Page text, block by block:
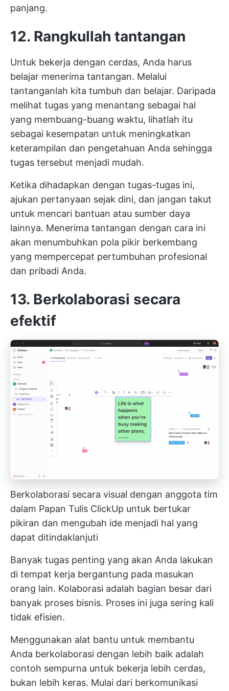
panjang.
12. Rangkullah tantangan
Untuk bekerja dengan cerdas, Anda harus
belajar menerima tantangan. Melalui
tantanganlah kita tumbuh dan belajar. Daripada
melihat tugas yang menantang sebagai hal
yang membuang-buang waktu, lihatlah itu
sebagai kesempatan untuk meningkatkan
keterampilan dan pengetahuan Anda sehingga
tugas tersebut menjadi mudah.
Ketika dihadapkan dengan tugas-tugas ini,
ajukan pertanyaan sejak dini, dan jangan takut
untuk mencari bantuan atau sumber daya
lainnya. Menerima tantangan dengan cara ini
akan menumbuhkan pola pikir berkembang
yang mempercepat pertumbuhan profesional
dan pribadi Anda.
13. Berkolaborasi secara
efektif
Berkolaborasi secara visual dengan anggota tim
dalam Papan Tulis ClickUp untuk bertukar
pikiran dan mengubah ide menjadi hal yang
dapat ditindaklanjuti
Banyak tugas penting yang akan Anda lakukan
di tempat kerja bergantung pada masukan
orang lain. Kolaborasi adalah bagian besar dari
banyak proses bisnis. Proses ini juga sering kali
tidak efisien.
Menggunakan alat bantu untuk membantu
Anda berkolaborasi dengan lebih baik adalah
contoh sempurna untuk bekerja lebih cerdas,
bukan lebih keras. Mulai dari berkomunikasi